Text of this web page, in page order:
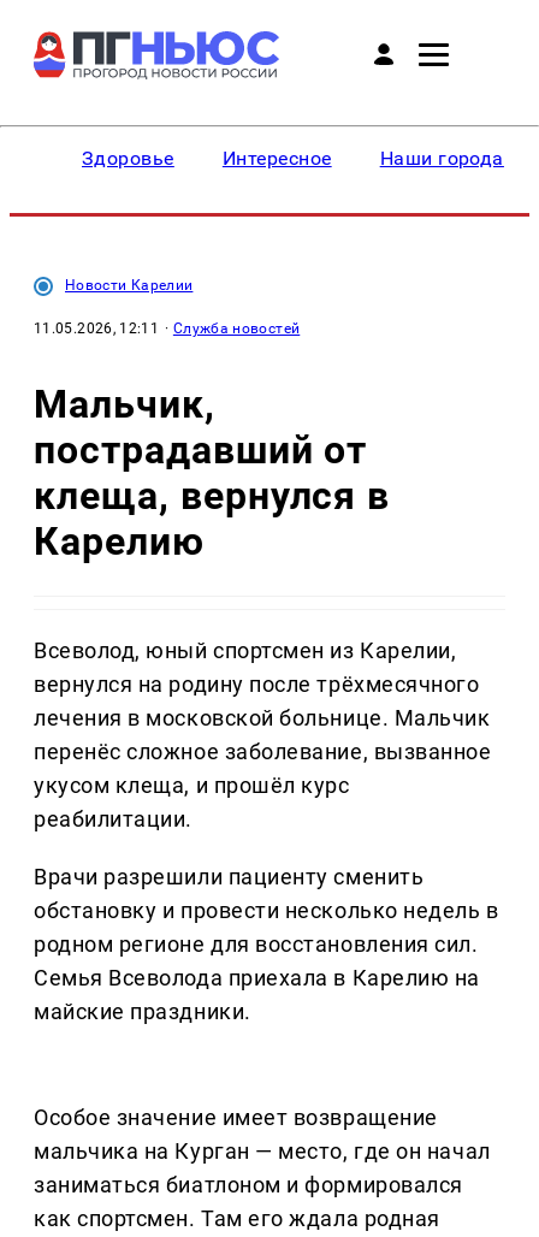
Здоровье Интересное Наши города
Новости Карелии
11.05.2026, 12:11 · Служба новостей
Мальчик,
пострадавший от
клеща, вернулся в
Карелию
Всеволод, юный спортсмен из Карелии,
вернулся на родину после трёхмесячного
лечения в московской больнице. Мальчик
перенёс сложное заболевание, вызванное
укусом клеща, и прошёл курс
реабилитации.
Врачи разрешили пациенту сменить
обстановку и провести несколько недель в
родном регионе для восстановления сил.
Семья Всеволода приехала в Карелию на
майские праздники.
Особое значение имеет возвращение
мальчика на Курган — место, где он начал
заниматься биатлоном и формировался
как спортсмен. Там его ждала родная